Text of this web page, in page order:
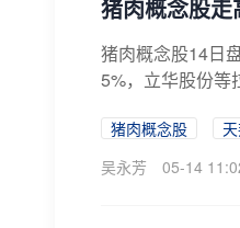
猪肉概念股
猪肉概念股14日
5%，立华股份等
猪肉概念股
吴永芳
05-14